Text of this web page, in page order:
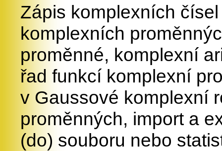
Zápis komplexních
komplexních
proměnné, komplexní
řad funkcí komplexní
v Gaussové komplexní
proměnných, import a
(do) souboru nebo